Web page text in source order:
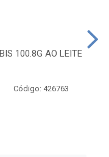
BIS 100.8G AO LEITE
Código: 426763